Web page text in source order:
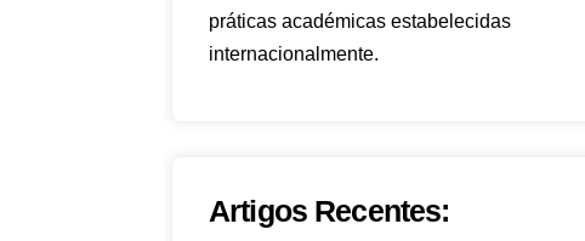
práticas académicas estabelecidas
internacionalmente.
Artigos Recentes: